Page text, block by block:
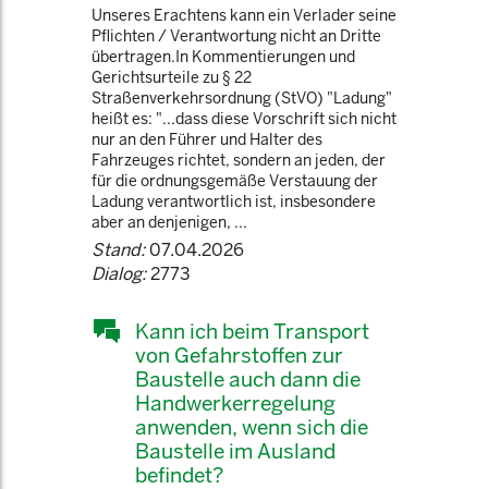
Unseres Erachtens kann ein Verlader seine
Pflichten / Verantwortung nicht an Dritte
übertragen.In Kommentierungen und
Gerichtsurteile zu § 22
Straßenverkehrsordnung (StVO) "Ladung"
heißt es: "...dass diese Vorschrift sich nicht
nur an den Führer und Halter des
Fahrzeuges richtet, sondern an jeden, der
für die ordnungsgemäße Verstauung der
Ladung verantwortlich ist, insbesondere
aber an denjenigen, ...
Stand:07.04.2026
Dialog:2773
Kann ich beim Transport
von Gefahrstoffen zur
Baustelle auch dann die
Handwerkerregelung
anwenden, wenn sich die
Baustelle im Ausland
befindet?